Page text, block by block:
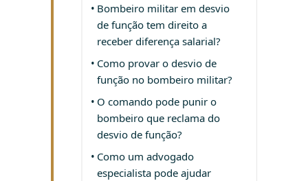
Bombeiro militar em desvio
de função tem direito a
receber diferença salarial?
Como provar o desvio de
função no bombeiro militar?
O comando pode punir o
bombeiro que reclama do
desvio de função?
Como um advogado
especialista pode ajudar